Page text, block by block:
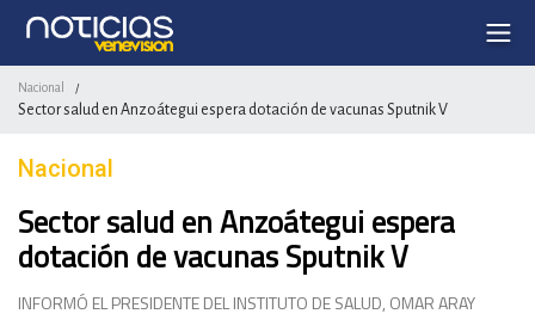
Nacional /
Sector salud en Anzoátegui espera dotación de vacunas Sputnik V
Nacional
Sector salud en Anzoátegui espera
dotación de vacunas Sputnik V
INFORMÓ EL PRESIDENTE DEL INSTITUTO DE SALUD, OMAR ARAY